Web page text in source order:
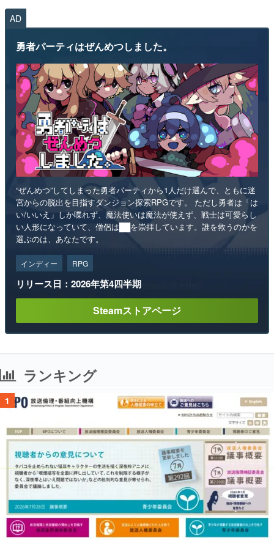
AD
勇者パーティはぜんめつしました。
“ぜんめつ”してしまった勇者パーティから1人だけ選んで、ともに迷
宮からの脱出を目指すダンジョン探索RPGです。 ただし勇者は「は
い/いいえ」しか喋れず、魔法使いは魔法が使えず、戦士は可愛らし
い人形になっていて、僧侶は██を崇拝しています。誰を救うのかを
選ぶのは、あなたです。
インディー RPG
リリース日：2026年第4四半期
Steamストアページ
ランキング
1